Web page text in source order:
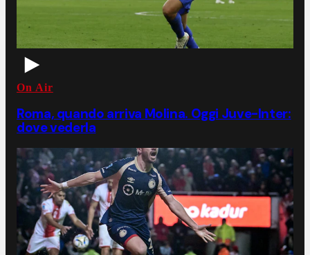
On Air
Roma, quando arriva Molina. Oggi Juve-Inter:
dove vederla